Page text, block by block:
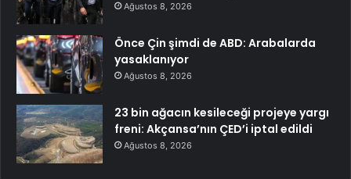
Ağustos 8, 2026
Önce Çin şimdi de ABD: Arabalarda
yasaklanıyor
Ağustos 8, 2026
23 bin ağacın kesileceği projeye yargı
freni: Akçansa’nın ÇED’i iptal edildi
Ağustos 8, 2026